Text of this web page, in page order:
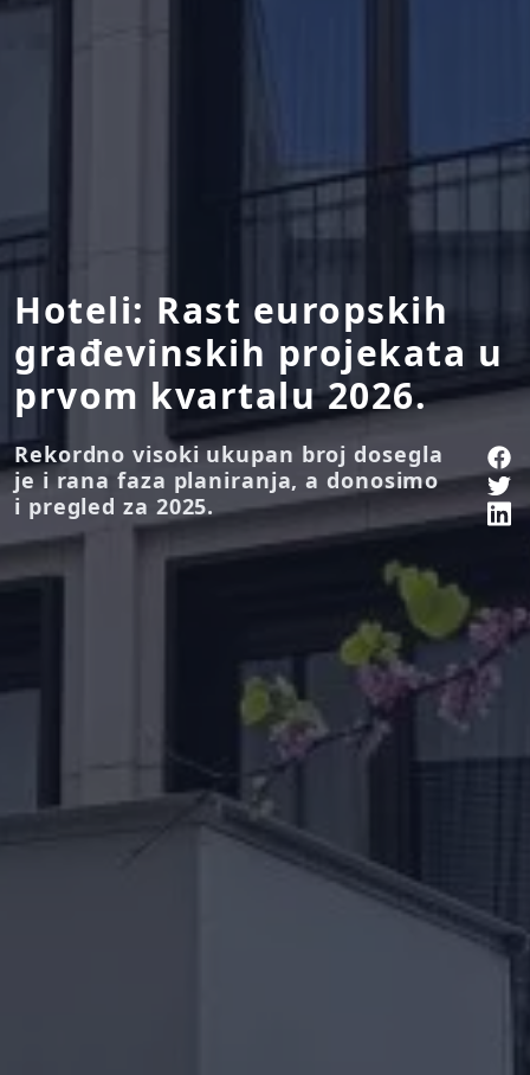
Hoteli: Rast europskih
građevinskih projekata u
prvom kvartalu 2026.
Rekordno visoki ukupan broj dosegla
je i rana faza planiranja, a donosimo
i pregled za 2025.